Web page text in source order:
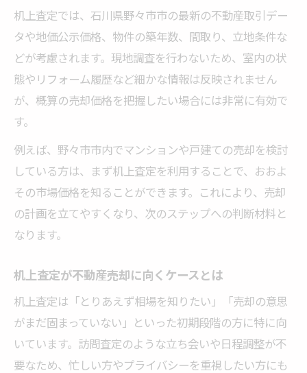
机上査定では、石川県野々市市の最新の不動産取引デー
タや地価公示価格、物件の築年数、間取り、立地条件な
どが考慮されます。現地調査を行わないため、室内の状
態やリフォーム履歴など細かな情報は反映されません
が、概算の売却価格を把握したい場合には非常に有効で
す。
例えば、野々市市内でマンションや戸建ての売却を検討
している方は、まず机上査定を利用することで、おおよ
その市場価格を知ることができます。これにより、売却
の計画を立てやすくなり、次のステップへの判断材料と
なります。
机上査定が不動産売却に向くケースとは
机上査定は「とりあえず相場を知りたい」「売却の意思
がまだ固まっていない」といった初期段階の方に特に向
いています。訪問査定のような立ち会いや日程調整が不
要なため、忙しい方やプライバシーを重視したい方にも